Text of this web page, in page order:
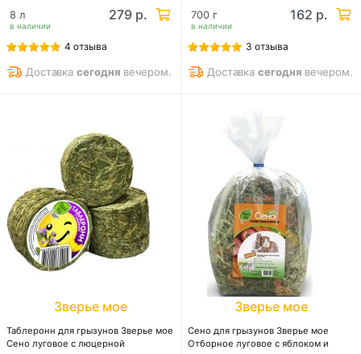
в наличии
8 л 279 р.
4 отзыва
Доставкасегодня вечером.
в наличии
700 г 162 р.
3 отзыва
Доставкасегодня вечером.
Зверье мое
Таблеронн для грызунов Зверье мое
Сено луговое с люцерной
Зверье мое
Сено для грызунов Зверье мое
Отборное луговое с яблоком и